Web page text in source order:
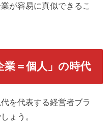
が容易に真似できるこ
＝個人」の時代
を代表する経営者ブラ
ょう。